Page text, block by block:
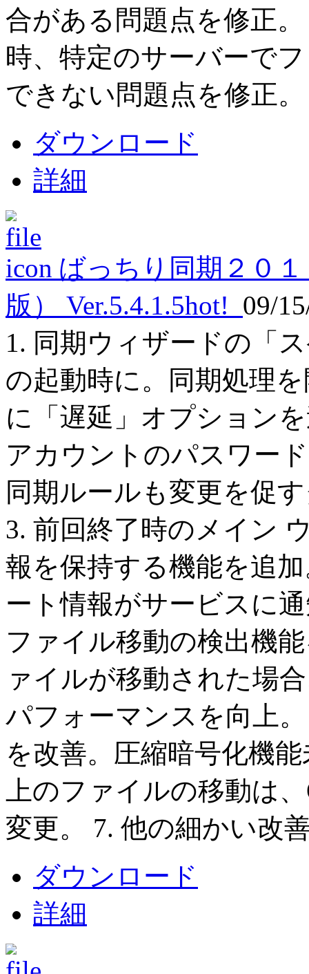
合がある問題点を修正
時、特定のサーバーで
できない問題点を修正。
ダウンロード
詳細
ばっちり同期２０
版） Ver.5.4.1.5hot! 09/
1. 同期ウィザードの「
の起動時に。同期処理
に「遅延」オプション
アカウントのパスワー
同期ルールも変更を促
3. 前回終了時のメイン
報を保持する機能を追
ート情報がサービスに
ファイル移動の検出機
ァイルが移動された場
パフォーマンスを向上
を改善。圧縮暗号化機
上のファイルの移動は
変更。 7. 他の細かい改
ダウンロード
詳細